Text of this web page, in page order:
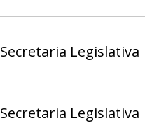
Secretaria Legislativa
Secretaria Legislativa